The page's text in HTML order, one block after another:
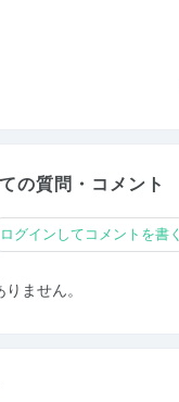
の質問・コメント
ログインしてコメントを書く
ません。